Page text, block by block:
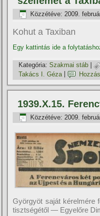
Közzétéve: 2009.
Kohut a Taxiban
Egy kattintás ide a
Kategória: Szakmai stáb |
Takács I. Géza
1939.X.15.
Közzétéve: 2009.
Györgyöt saját kérelmére
tisztségétől — Egyelőre